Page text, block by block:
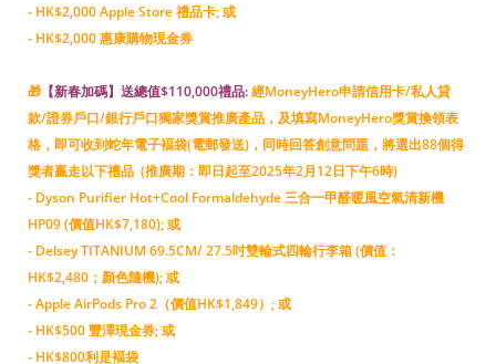
- HK$2,000 Apple Store 禮品卡; 或
- HK$2,000 惠康購物現金券
🎁 【新春加碼】送總值$110,000禮品:經MoneyHero申請信用卡/私人貸
款/證券戶口/銀行戶口獨家獎賞推廣產品，及填寫MoneyHero獎賞換領表
格，即可收到蛇年電子褔袋(電郵發送)，同時回答創意問題，將選出88個得
獎者贏走以下禮品 (推廣期：即日起至2025年2月12日下午6時)
- Dyson Purifier Hot+Cool Formaldehyde 三合一甲醛暖風空氣清新機
HP09 (價值HK$7,180); 或
- Delsey TITANIUM 69.5CM/ 27.5吋雙輪式四輪行李箱 (價值：
HK$2,480；顏色隨機); 或
- Apple AirPods Pro 2（價值HK$1,849）; 或
- HK$500 豐澤現金券; 或
- HK$800利是褔袋